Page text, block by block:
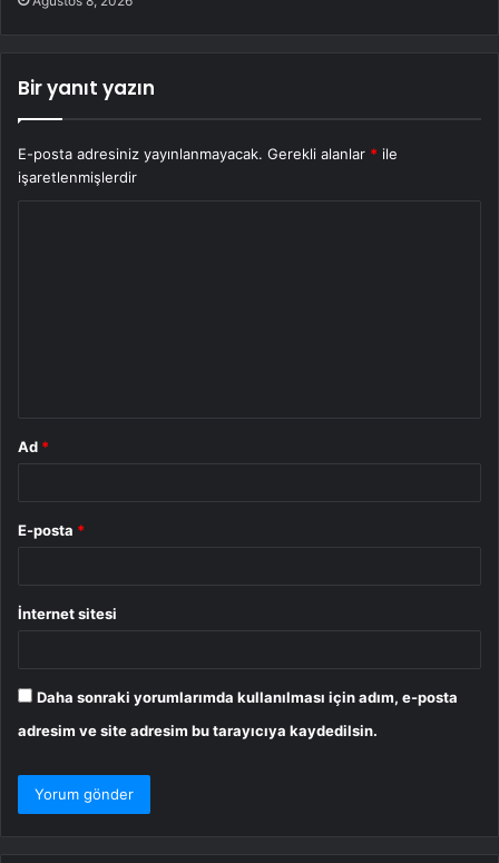
Bir yanıt yazın
E-posta adresiniz yayınlanmayacak. Gerekli alanlar * ile
işaretlenmişlerdir
Ad *
E-posta *
İnternet sitesi
Daha sonraki yorumlarımda kullanılması için adım, e-posta
adresim ve site adresim bu tarayıcıya kaydedilsin.